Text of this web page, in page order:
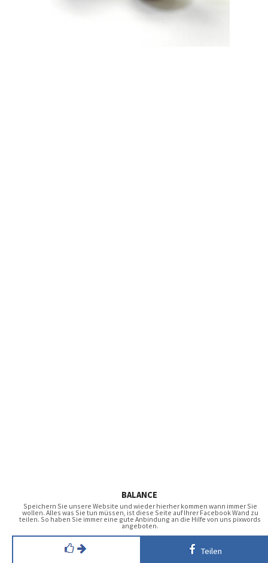
BALANCE
Speichern Sie unsere Website und wieder hierher kommen wann immer Sie
wollen. Alles was Sie tun müssen, ist diese Seite auf Ihrer Facebook Wand zu
teilen. So haben Sie immer eine gute Anbindung an die Hilfe von uns pixwords
angeboten.
Teilen